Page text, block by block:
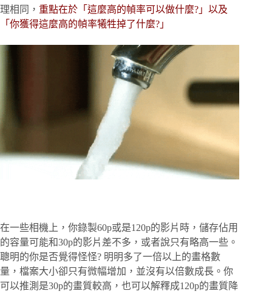
理相同， 重點在於「這麼高的幀率可以做什麼?」以及
「你獲得這麼高的幀率犧牲掉了什麼?」
在一些相機上，你錄製60p或是120p的影片時，儲存佔用
的容量可能和30p的影片差不多，或者說只有略高一些。
聰明的你是否覺得怪怪? 明明多了一倍以上的畫格數
量，檔案大小卻只有微幅增加，並沒有以倍數成長。你
可以推測是30p的畫質較高，也可以解釋成120p的畫質降